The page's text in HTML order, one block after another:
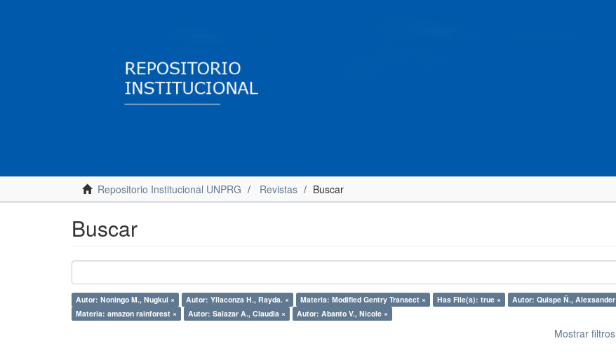
Repositorio Institucional UNPRG Revistas Buscar
Buscar
Autor: Noningo M., Nugkui × Autor: Yllaconza H., Rayda. × Materia: Modified Gentry Transect × Has File(s): true ×
Autor: Quispe Ñ., Alexsander
Materia: amazon rainforest ×
Autor: Salazar A., Claudia × Autor: Abanto V., Nicole ×
Mostrar